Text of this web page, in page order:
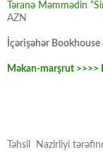
Təranə Məmmədin
AZN
İçərişəhər Bookhouse
Məkan-marşrut >>>>
Təhsil Nazirliyi